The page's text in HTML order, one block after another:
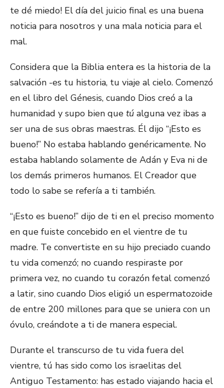
te dé miedo! El día del juicio final es una buena
noticia para nosotros y una mala noticia para el
mal.
Considera que la Biblia entera es la historia de la
salvación -es tu historia, tu viaje al cielo. Comenzó
en el libro del Génesis, cuando Dios creó a la
humanidad y supo bien que tú alguna vez ibas a
ser una de sus obras maestras. Él dijo “¡Esto es
bueno!” No estaba hablando genéricamente. No
estaba hablando solamente de Adán y Eva ni de
los demás primeros humanos. El Creador que
todo lo sabe se refería a ti también.
“¡Esto es bueno!” dijo de ti en el preciso momento
en que fuiste concebido en el vientre de tu
madre. Te convertiste en su hijo preciado cuando
tu vida comenzó; no cuando respiraste por
primera vez, no cuando tu corazón fetal comenzó
a latir, sino cuando Dios eligió un espermatozoide
de entre 200 millones para que se uniera con un
óvulo, creándote a ti de manera especial.
Durante el transcurso de tu vida fuera del
vientre, tú has sido como los israelitas del
Antiguo Testamento: has estado viajando hacia el